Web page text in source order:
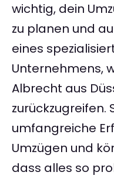
wichtig, dein
zu planen und
eines
Unternehmens,
Albrecht aus
zurückzugreifen.
umfangreiche
Umzügen und
dass alles so